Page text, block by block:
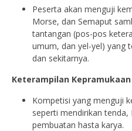
Peserta akan menguji
Morse, dan Semaput
tantangan (pos-pos
umum, dan yel-yel) yang
dan sekitarnya.
Keterampilan
Kompetisi yang menguji
seperti mendirikan tenda,
pembuatan hasta karya.